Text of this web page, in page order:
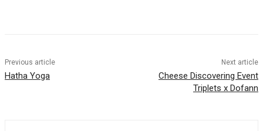
Previous article
Hatha Yoga
Next article
Cheese Discovering Event
Triplets x Dofann